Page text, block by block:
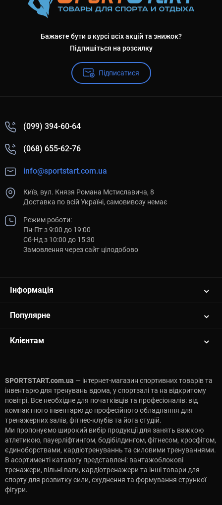
Бажаєте бути в курсі всіх акцій та знижок?
Підпишіться на розсилку
Підписатися
(099) 394-60-64
(068) 655-62-76
info@sportstart.com.ua
Київ, вул. Князя Романа Мстиславича, 8
Доставка по всій Україні, самовивозу немає
Режим роботи:
Пн-Пт з 9:00 до 19:00
Сб-Нд з 10:00 до 15:30
Замовлення через сайт цілодобово
Інформація
Популярне
Клієнтам
SPORTSTART.com.ua — інтернет-магазин спортивних товарів та
інвентарю для тренувань вдома, у спортзалі та на відкритому
повітрі. Все необхідне для початківців та професіоналів: від
компактного інвентарю до професійного обладнання для
тренажерних залів, фітнес-клубів та йога студій.
Ми пропонуємо широкий вибір продукції для занять важкою
атлетикою, пауерліфтингом, бодібілдингом, фітнесом, кросфітом,
єдиноборствами, кардіотренуваннь та силовими тренуваннями.
В асортименті каталогу представлені: вантажоблокові
тренажери, вільні ваги, кардіотренажери та інші товари для
спорту для розвитку сили, схуднення та формування стрункої
фігури.